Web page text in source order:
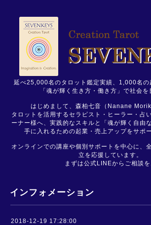
延べ25,000名のタロット鑑定実績、1,000名の
「魂が輝く生き方・働き方」で社会を
はじめまして、森柏七音（Nanane
タロットを活用するセラピスト・ヒーラー・占
ーナー様へ、実践的なスキルと「魂が輝く自由
手に入れるための起業・売上アップをサポ
オンラインでの講座や個別サポートを中心に、
立を応援しています。
まずは公式LINEからご相談を
インフォメーション
2018-12-19 17:28:00